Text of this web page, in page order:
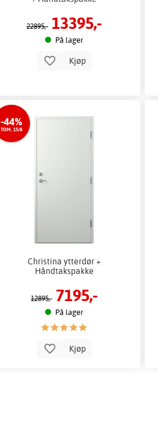
22895,- 13395,-
På lager
Kjøp
-44%
TOM. 15/8
Christina ytterdør +
Håndtakspakke
12895,- 7195,-
På lager
Kjøp